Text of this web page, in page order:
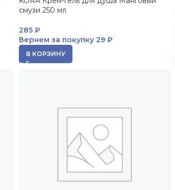
смузи 250 мл
285₽
Вернем за покупку 29 ₽
В КОРЗИНУ